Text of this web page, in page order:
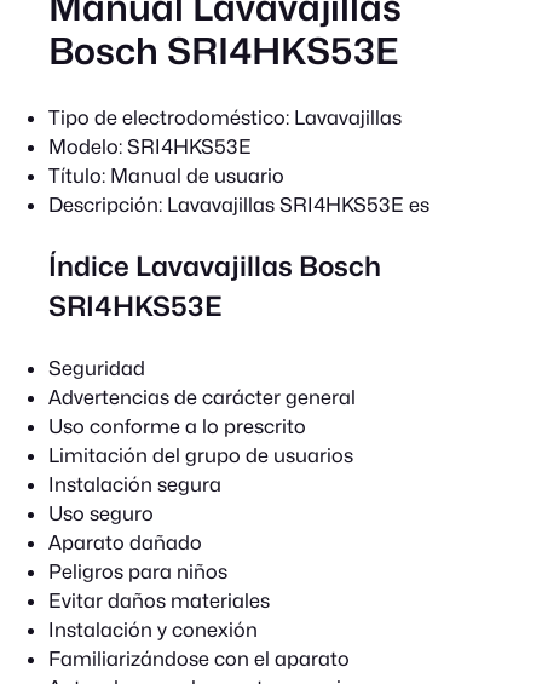
Bosch SRI4HKS53E
Tipo de electrodoméstico: Lavavajillas
Modelo: SRI4HKS53E
Título: Manual de usuario
Descripción: Lavavajillas SRI4HKS53E es
Índice Lavavajillas Bosch
SRI4HKS53E
Seguridad
Advertencias de carácter general
Uso conforme a lo prescrito
Limitación del grupo de usuarios
Instalación segura
Uso seguro
Aparato dañado
Peligros para niños
Evitar daños materiales
Instalación y conexión
Familiarizándose con el aparato